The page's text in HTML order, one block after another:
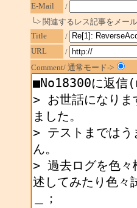
E-Mail
/
└> 関連するレス記事をメー
Title
/
URL
/
Comment/ 通常モード->